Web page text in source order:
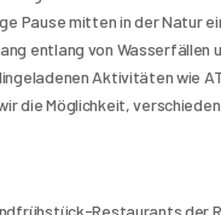
Pause mitten in der Natur
entlang von Wasserfällen
Aktivitäten wie
die Möglichkeit,
Restaurants der